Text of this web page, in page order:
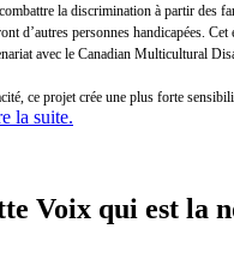
la discrimination à partir des
d’autres personnes handicapées.
avec le Canadian Multicultural
ce projet crée une plus forte
la suite.
Voix qui est la